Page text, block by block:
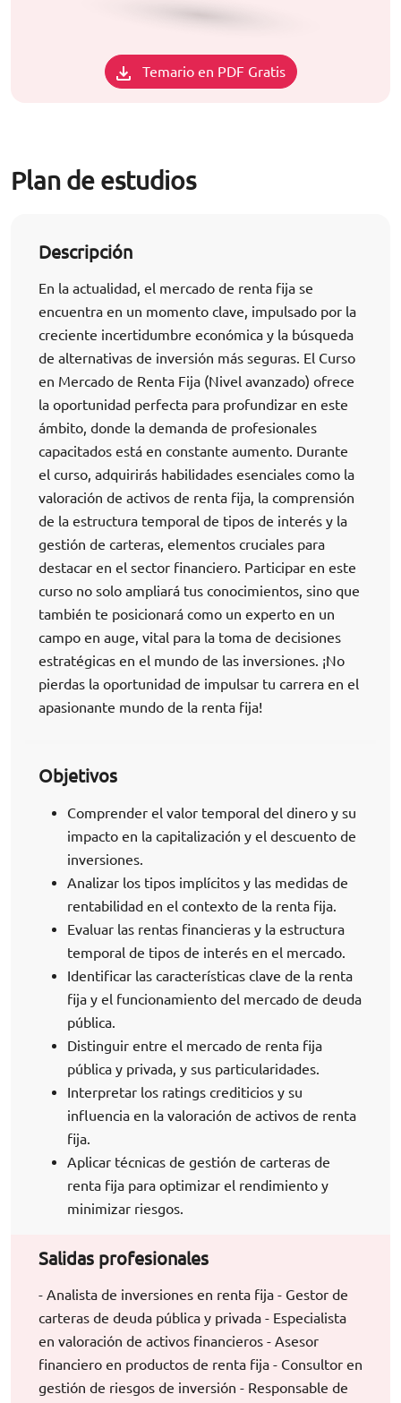
Temario en PDF Gratis
Plan de estudios
Descripción
En la actualidad, el mercado de renta fija se
encuentra en un momento clave, impulsado por la
creciente incertidumbre económica y la búsqueda
de alternativas de inversión más seguras. El Curso
en Mercado de Renta Fija (Nivel avanzado) ofrece
la oportunidad perfecta para profundizar en este
ámbito, donde la demanda de profesionales
capacitados está en constante aumento. Durante
el curso, adquirirás habilidades esenciales como la
valoración de activos de renta fija, la comprensión
de la estructura temporal de tipos de interés y la
gestión de carteras, elementos cruciales para
destacar en el sector financiero. Participar en este
curso no solo ampliará tus conocimientos, sino que
también te posicionará como un experto en un
campo en auge, vital para la toma de decisiones
estratégicas en el mundo de las inversiones. ¡No
pierdas la oportunidad de impulsar tu carrera en el
apasionante mundo de la renta fija!
Objetivos
Comprender el valor temporal del dinero y su
impacto en la capitalización y el descuento de
inversiones.
Analizar los tipos implícitos y las medidas de
rentabilidad en el contexto de la renta fija.
Evaluar las rentas financieras y la estructura
temporal de tipos de interés en el mercado.
Identificar las características clave de la renta
fija y el funcionamiento del mercado de deuda
pública.
Distinguir entre el mercado de renta fija
pública y privada, y sus particularidades.
Interpretar los ratings crediticios y su
influencia en la valoración de activos de renta
fija.
Aplicar técnicas de gestión de carteras de
renta fija para optimizar el rendimiento y
minimizar riesgos.
Salidas profesionales
- Analista de inversiones en renta fija - Gestor de
carteras de deuda pública y privada - Especialista
en valoración de activos financieros - Asesor
financiero en productos de renta fija - Consultor en
gestión de riesgos de inversión - Responsable de